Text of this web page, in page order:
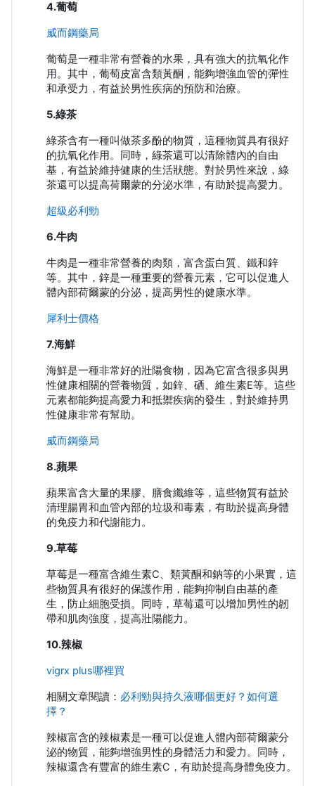
4.葡萄
威而鋼藥局
葡萄是一種非常有營養的水果，具有強大的抗氧化作
用。其中，葡萄皮富含類黃酮，能夠增強血管的彈性
和承受力，有益於男性疾病的預防和治療。
5.綠茶
綠茶含有一種叫做茶多酚的物質，這種物質具有很好
的抗氧化作用。同時，綠茶還可以清除體內的自由
基，有益於維持健康的生活狀態。對於男性來說，綠
茶還可以提高荷爾蒙的分泌水準，有助於提高愛力。
超級必利勁
6.牛肉
牛肉是一種非常營養的肉類，富含蛋白質、鐵和鋅
等。其中，鋅是一種重要的營養元素，它可以促進人
體內部荷爾蒙的分泌，提高男性的健康水準。
犀利士價格
7.海鮮
海鮮是一種非常好的壯陽食物，因為它富含很多與男
性健康相關的營養物質，如鋅、硒、維生素E等。這些
元素都能夠提高愛力和抵禦疾病的發生，對於維持男
性健康非常有幫助。
威而鋼藥局
8.蘋果
蘋果富含大量的果膠、膳食纖維等，這些物質有益於
清理腸胃和血管內部的垃圾和毒素，有助於提高身體
的免疫力和代謝能力。
9.草莓
草莓是一種富含維生素C、類黃酮和鈉等的小果實，這
些物質具有很好的保護作用，能夠抑制自由基的產
生，防止細胞受損。同時，草莓還可以增加男性的韌
帶和肌肉強度，提高壯陽能力。
10.辣椒
vigrx plus哪裡買
相關文章閱讀： 必利勁與持久液哪個更好？如何選
擇？
辣椒富含的辣椒素是一種可以促進人體內部荷爾蒙分
泌的物質，能夠增強男性的身體活力和愛力。同時，
辣椒還含有豐富的維生素C，有助於提高身體免疫力。